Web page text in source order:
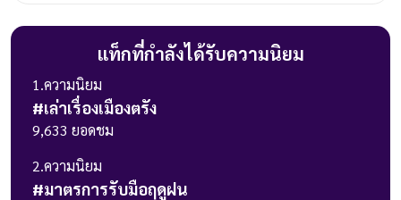
แท็กที่กำลังได้รับความนิยม
1 .ความนิยม
#เล่าเรื่องเมืองตรัง
9,633 ยอดชม
2.ความนิยม
#มาตรการรับมือฤดูฝน